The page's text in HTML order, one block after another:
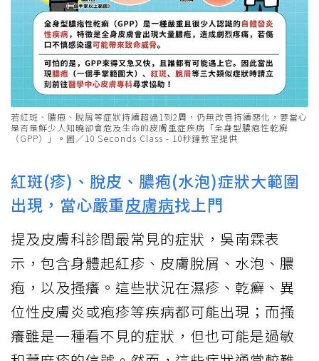
若紅斑、膿疱、脫屑等症狀持續超過1到2周，仍無改善持續惡化，要當心
是否是鮮少人知曉卻會危及生命的皮膚重症疾病「全身型膿疱性乾癬
（GPP）」。圖／10 Seconds Class - 10秒鐘教室提供
紅斑(疹)、脫皮、膿疱(水泡)症狀大範圍
出現，當心嚴重皮膚病找上門
提及皮膚科診間最常見的症狀，吳南霖表
示，包含身體起紅疹、皮膚脫屑、水泡、膿
疱，以及搔癢。這些狀況在濕疹、乾癬、異
位性皮膚炎或疱疹等疾病都可能出現；而搔
癢雖是一種看不見的症狀，但也可能是過敏